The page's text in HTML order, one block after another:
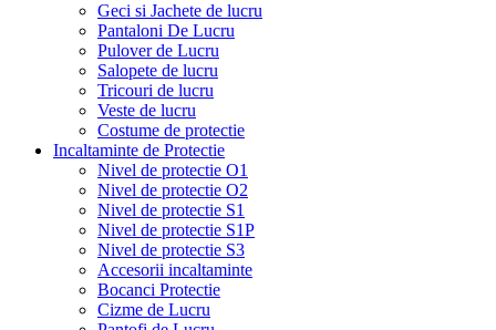
Geci si Jachete de lucru
Pantaloni De Lucru
Pulover de Lucru
Salopete de lucru
Tricouri de lucru
Veste de lucru
Costume de protectie
Incaltaminte de Protectie
Nivel de protectie O1
Nivel de protectie O2
Nivel de protectie S1
Nivel de protectie S1P
Nivel de protectie S3
Accesorii incaltaminte
Bocanci Protectie
Cizme de Lucru